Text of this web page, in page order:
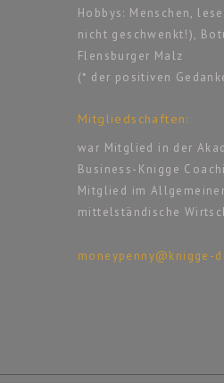
Hobbys: Menschen,
nicht geschwenkt!),
Flensburger Malz
(* der positiven
Mitgliedschaften:
war Mitglied in der
Business-Knigge
Mitglied im
mittelständische
moneypenny@knigge-